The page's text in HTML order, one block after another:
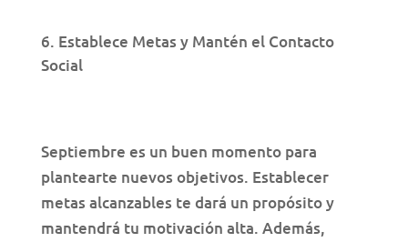
Establece Metas y Mantén el Contacto
Social
Septiembre es un buen momento para
plantearte nuevos objetivos. Establecer
metas alcanzables te dará un propósito y
mantendrá tu motivación alta. Además,